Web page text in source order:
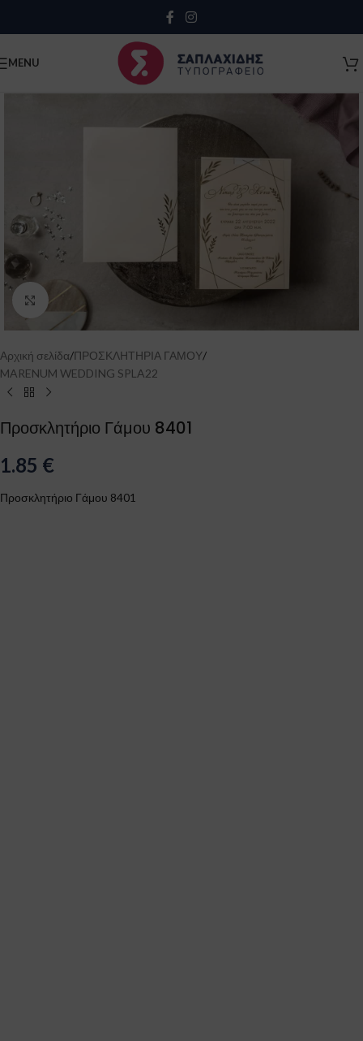
MENU
Click to enlarge
Αρχική σελίδα/ΠΡΟΣΚΛΗΤΗΡΙΑ ΓΑΜΟΥ/
MARENUM WEDDING SPLA22
Προσκλητήριο Γάμου 8401
1.85 €
Προσκλητήριο Γάμου 8401